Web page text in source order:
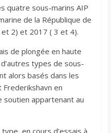
quatre sous-marins AIP
de la République de
et 2) et 2017 ( 3 et 4).
de plongée en haute
types de sous-
alors basés dans les
en
soutien appartenant au
en cours d’essais à